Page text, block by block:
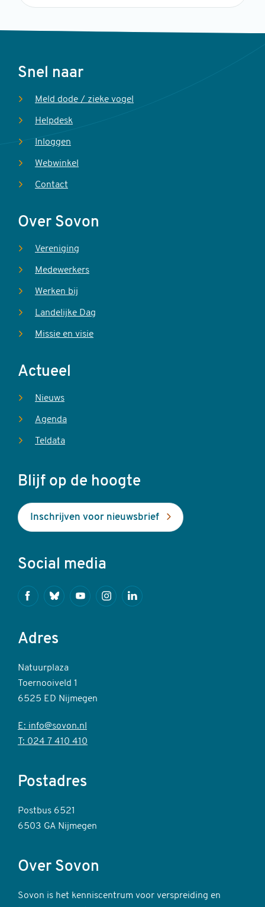
Voet
Snel naar
Meld dode / zieke vogel
Helpdesk
Inloggen
Webwinkel
Contact
Over Sovon
Vereniging
Medewerkers
Werken bij
Landelijke Dag
Missie en visie
Actueel
Nieuws
Agenda
Teldata
Blijf op de hoogte
Inschrijven voor nieuwsbrief
Social media
FacebookBlueskyYoutubeInstagramLinkedin
Adres
Natuurplaza
Toernooiveld 1
6525 ED Nijmegen
E: info@sovon.nl
T: 024 7 410 410
Postadres
Postbus 6521
6503 GA Nijmegen
Over Sovon
Sovon is het kenniscentrum voor verspreiding en